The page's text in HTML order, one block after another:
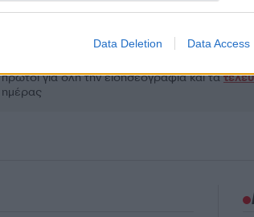
Data Deletion Data Access
πρώτοι για όλη την ειδησεογραφία και τα
ημέρας